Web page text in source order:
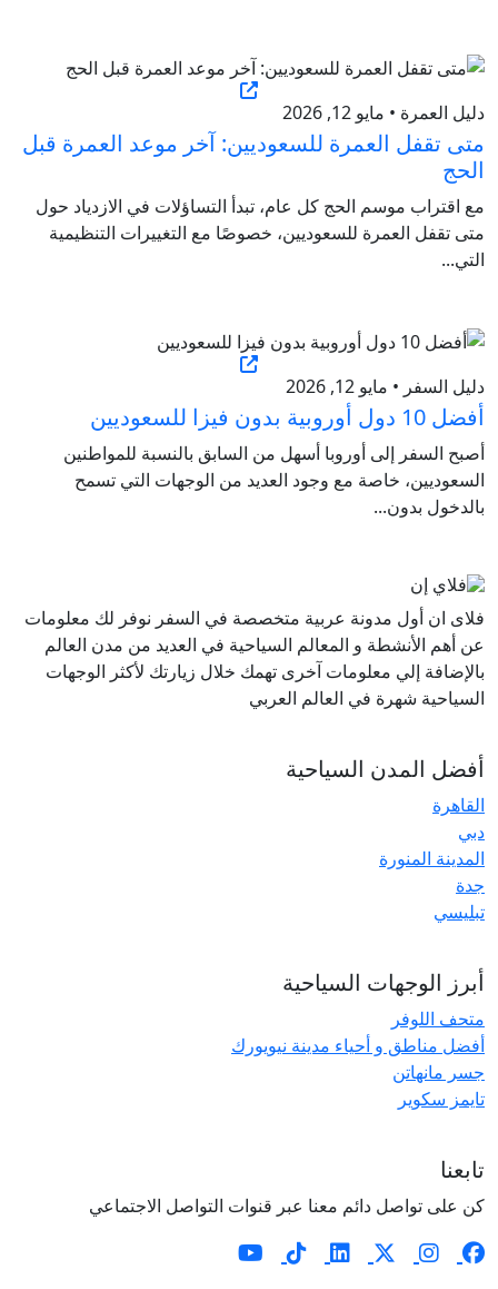
دليل العمرة • مايو 12, 2026
متى تقفل العمرة للسعوديين: آخر موعد العمرة قبل
الحج
مع اقتراب موسم الحج كل عام، تبدأ التساؤلات في الازدياد حول
متى تقفل العمرة للسعوديين، خصوصًا مع التغييرات التنظيمية
التي...
دليل السفر • مايو 12, 2026
أفضل 10 دول أوروبية بدون فيزا للسعوديين
أصبح السفر إلى أوروبا أسهل من السابق بالنسبة للمواطنين
السعوديين، خاصة مع وجود العديد من الوجهات التي تسمح
بالدخول بدون...
فلاى ان أول مدونة عربية متخصصة في السفر نوفر لك معلومات
عن أهم الأنشطة و المعالم السياحية في العديد من مدن العالم
بالإضافة إلي معلومات آخرى تهمك خلال زيارتك لأكثر الوجهات
السياحية شهرة في العالم العربي
أفضل المدن السياحية
القاهرة
دبي
المدينة المنورة
جدة
تبليسي
أبرز الوجهات السياحية
متحف اللوفر
أفضل مناطق و أحياء مدينة نيويورك
جسر مانهاتن
تايمز سكوير
تابعنا
كن على تواصل دائم معنا عبر قنوات التواصل الاجتماعي